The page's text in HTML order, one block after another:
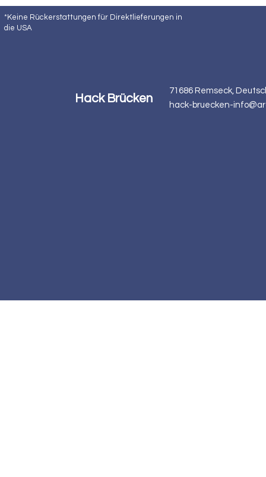
*Keine Rückerstattungen für Direktlieferungen in
die USA
Hack Brücken
71686 Remseck,
hack-bruecken-